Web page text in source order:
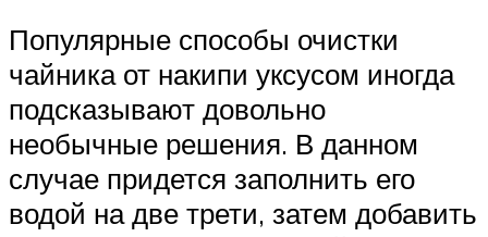
Популярные способы очистки
чайника от накипи уксусом иногда
подсказывают довольно
необычные решения. В данном
случае придется заполнить его
водой на две трети, затем добавить